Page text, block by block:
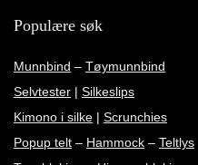
Populære søk
Munnbind – Tøymunnbind
Selvtester | Silkeslips
Kimono i silke | Scrunchies
Popup telt – Hammock – Teltlys